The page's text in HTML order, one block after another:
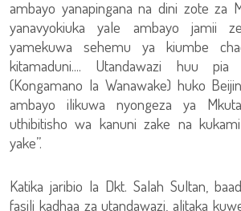
ambayo yanapingana na dini zote za
yanavyokiuka yale ambayo jamii
yamekuwa sehemu ya kiumbe
kitamaduni.... Utandawazi huu pia
(Kongamano la Wanawake) huko
ambayo ilikuwa nyongeza ya
uthibitisho wa kanuni zake na
yake”.
Katika jaribio la Dkt. Salah Sultan,
fasili kadhaa za utandawazi, alitaka